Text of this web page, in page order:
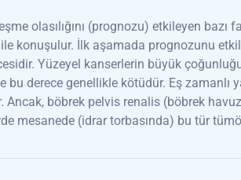
olasılığını (prognozu) etkileyen
konuşulur. İlk aşamada prognozunu
Yüzeyel kanserlerin büyük
bu derece genellikle kötüdür. Eş
Ancak, böbrek pelvis renalis (böbrek
mesanede (idrar torbasında) bu tür